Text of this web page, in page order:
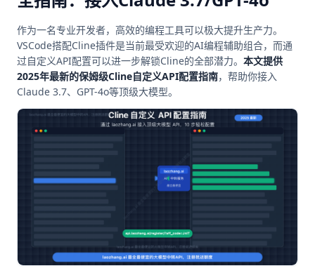
作为一名专业开发者，高效的编程工具可以极大提升生产力。
VSCode搭配Cline插件是当前最受欢迎的AI编程辅助组合，而通
过自定义API配置可以进一步解锁Cline的全部潜力。 本文提供
2025年最新的保姆级Cline自定义API配置指南，帮助你接入
Claude 3.7、GPT-4o等顶级大模型。